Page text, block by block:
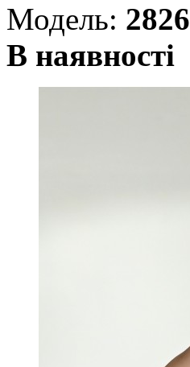
Модель: 2826
В наявності